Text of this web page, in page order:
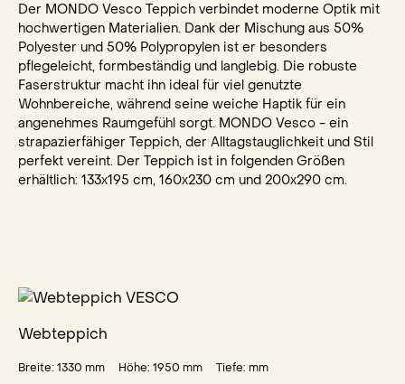
Der MONDO Vesco Teppich verbindet moderne Optik mit
hochwertigen Materialien. Dank der Mischung aus 50%
Polyester und 50% Polypropylen ist er besonders
pflegeleicht, formbeständig und langlebig. Die robuste
Faserstruktur macht ihn ideal für viel genutzte
Wohnbereiche, während seine weiche Haptik für ein
angenehmes Raumgefühl sorgt. MONDO Vesco - ein
strapazierfähiger Teppich, der Alltagstauglichkeit und Stil
perfekt vereint. Der Teppich ist in folgenden Größen
erhältlich: 133x195 cm, 160x230 cm und 200x290 cm.
Webteppich
Breite: 1330 mm Höhe: 1950 mm Tiefe: mm